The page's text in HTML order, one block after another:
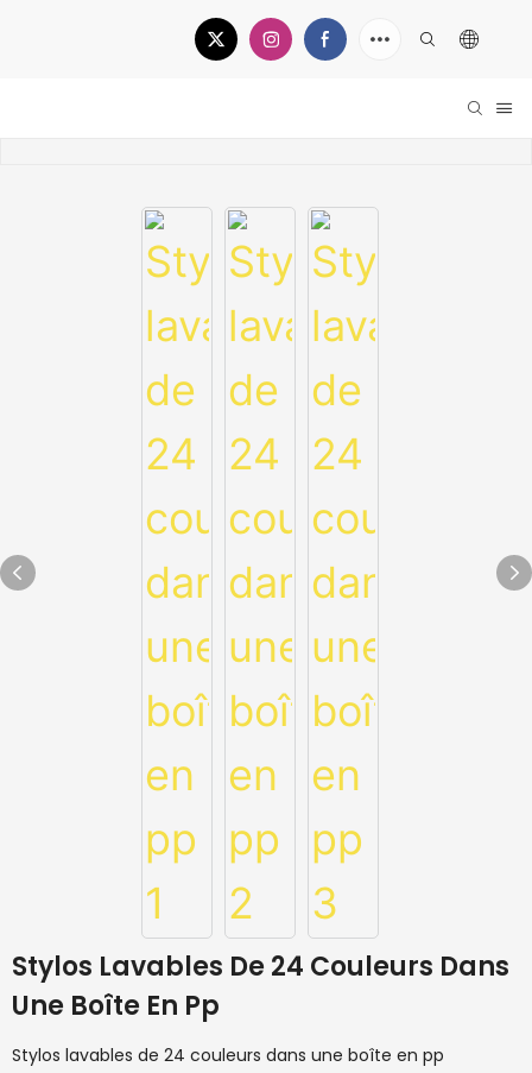
Stylos Lavables De 24 Couleurs Dans
Une Boîte En Pp
Stylos lavables de 24 couleurs dans une boîte en pp